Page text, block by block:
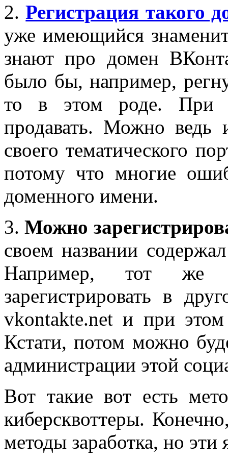
2. Регистрация такого
уже имеющийся
знают про домен
было бы, например,
то в этом роде. При
продавать. Можно ведь
своего тематического
потому что многие
доменного имени.
3.Можно
своем названии
Например, тот же
зарегистрировать в
vkontakte.net и при этом
Кстати, потом можно
администрации этой
Вот такие вот есть
киберсквоттеры.
методы заработка, но